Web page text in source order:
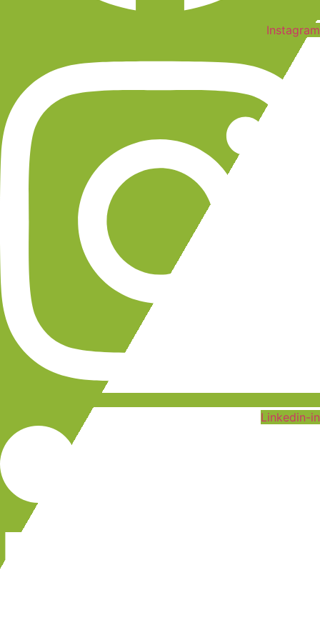
Instagram
Linkedin-in